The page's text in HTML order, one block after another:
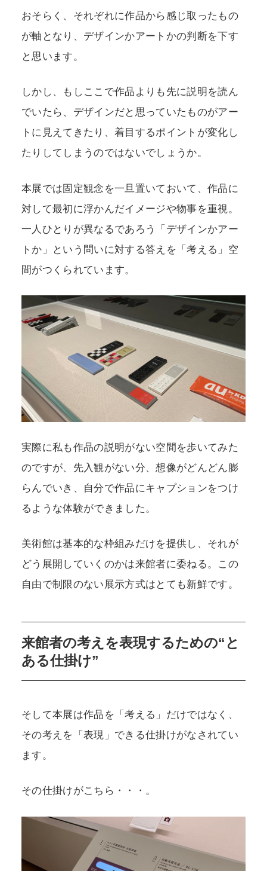
おそらく、それぞれに作品から感じ取ったもの
が軸となり、デザインかアートかの判断を下す
と思います。
しかし、もしここで作品よりも先に説明を読ん
でいたら、デザインだと思っていたものがアー
トに見えてきたり、着目するポイントが変化し
たりしてしまうのではないでしょうか。
本展では固定観念を一旦置いておいて、作品に
対して最初に浮かんだイメージや物事を重視。
一人ひとりが異なるであろう「デザインかアー
トか」という問いに対する答えを「考える」空
間がつくられています。
実際に私も作品の説明がない空間を歩いてみた
のですが、先入観がない分、想像がどんどん膨
らんでいき、自分で作品にキャプションをつけ
るような体験ができました。
美術館は基本的な枠組みだけを提供し、それが
どう展開していくのかは来館者に委ねる。この
自由で制限のない展示方式はとても新鮮です。
来館者の考えを表現するための“と
ある仕掛け”
そして本展は作品を「考える」だけではなく、
その考えを「表現」できる仕掛けがなされてい
ます。
その仕掛けがこちら・・・。